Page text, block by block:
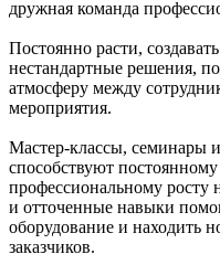
дружная команда
Постоянно расти,
нестандартные решения,
атмосферу между
мероприятия.
Мастер-классы, семинары
способствуют
профессиональному росту
и отточенные навыки
оборудование и находить
заказчиков.